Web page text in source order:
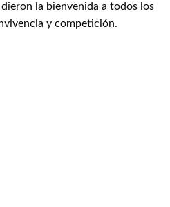
la bienvenida a todos los
y competición.